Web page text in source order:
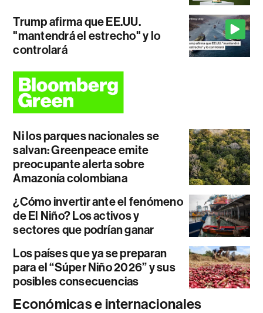
Trump afirma que EE.UU.
"mantendrá el estrecho" y lo
controlará
Ni los parques nacionales se
salvan: Greenpeace emite
preocupante alerta sobre
Amazonía colombiana
¿Cómo invertir ante el fenómeno
de El Niño? Los activos y
sectores que podrían ganar
Los países que ya se preparan
para el “Súper Niño 2026” y sus
posibles consecuencias
Económicas e internacionales